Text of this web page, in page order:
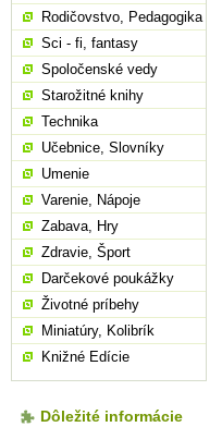
Rodičovstvo, Pedagogika
Sci - fi, fantasy
Spoločenské vedy
Starožitné knihy
Technika
Učebnice, Slovníky
Umenie
Varenie, Nápoje
Zabava, Hry
Zdravie, Šport
Darčekové poukážky
Životné príbehy
Miniatúry, Kolibrík
Knižné Edície
Dôležité informácie